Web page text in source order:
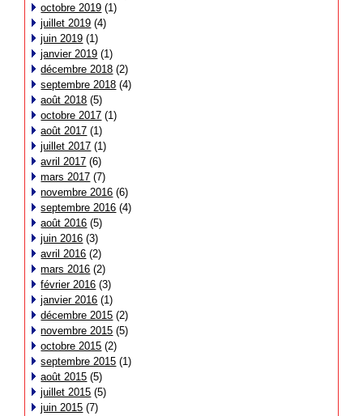
octobre 2019 (1)
juillet 2019 (4)
juin 2019 (1)
janvier 2019 (1)
décembre 2018 (2)
septembre 2018 (4)
août 2018 (5)
octobre 2017 (1)
août 2017 (1)
juillet 2017 (1)
avril 2017 (6)
mars 2017 (7)
novembre 2016 (6)
septembre 2016 (4)
août 2016 (5)
juin 2016 (3)
avril 2016 (2)
mars 2016 (2)
février 2016 (3)
janvier 2016 (1)
décembre 2015 (2)
novembre 2015 (5)
octobre 2015 (2)
septembre 2015 (1)
août 2015 (5)
juillet 2015 (5)
juin 2015 (7)